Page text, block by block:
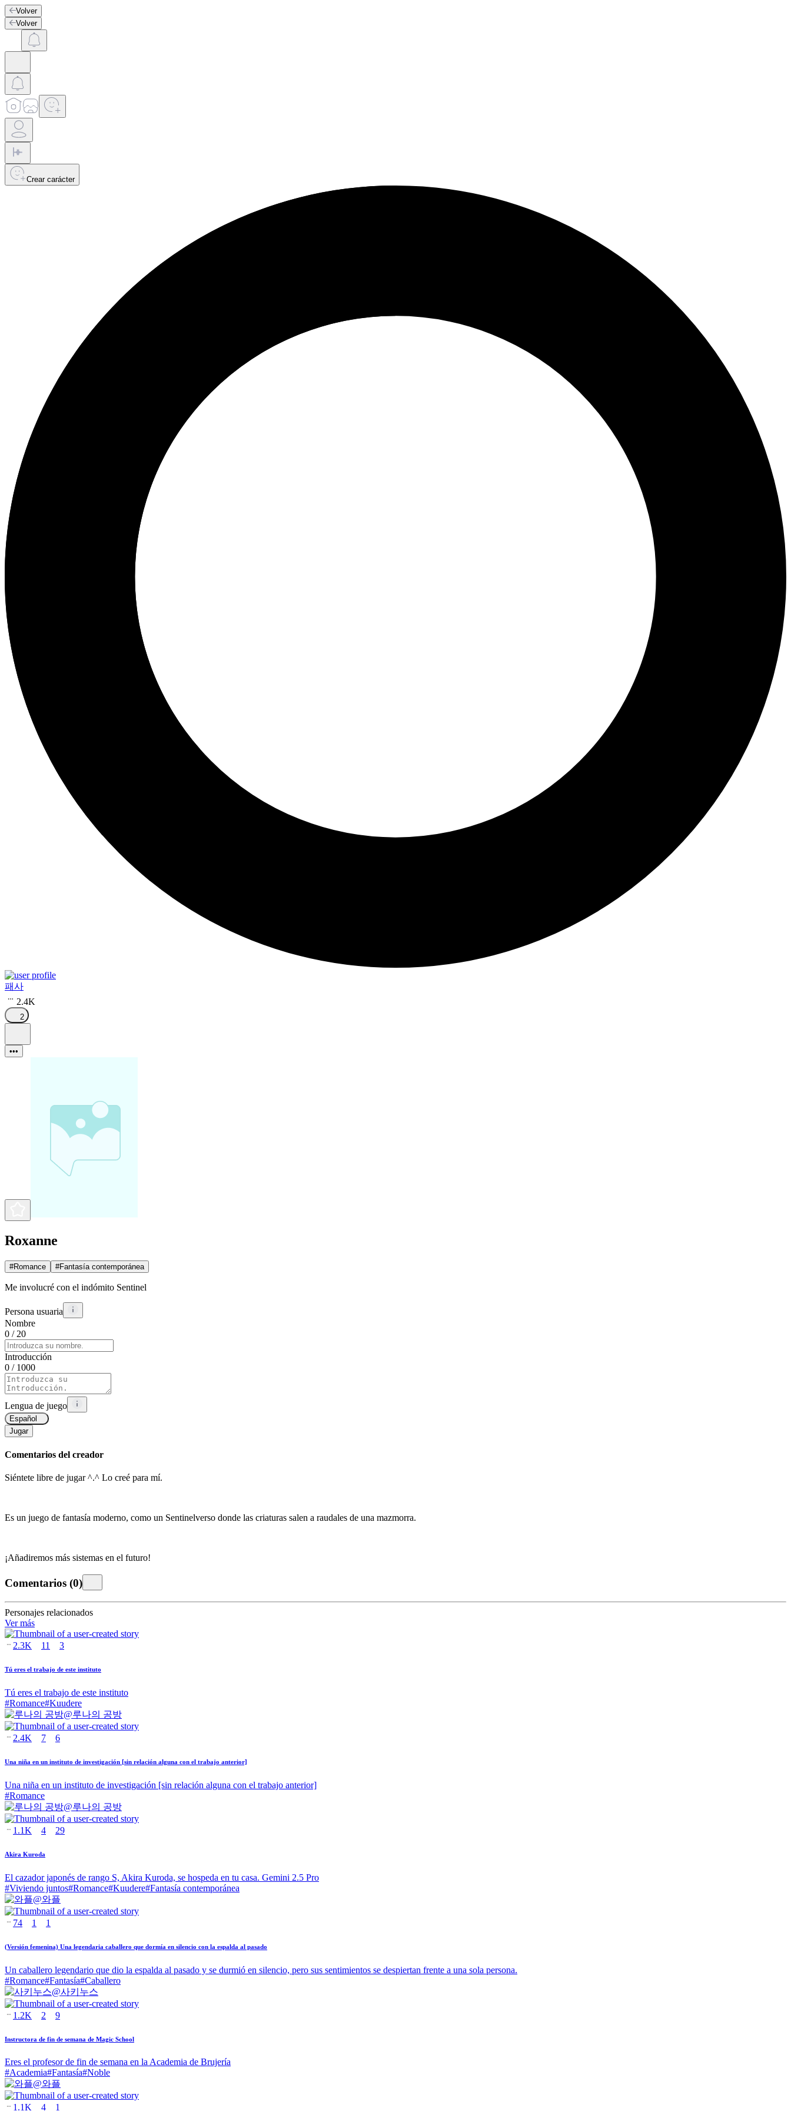
Volver
Volver
Crear carácter
패사
2.4K
2
•••
Roxanne
#Romance #Fantasía contemporánea
Me involucré con el indómito Sentinel
Persona usuaria
Nombre
0 / 20
Introducción
0 / 1000
Lengua de juego
Español
Jugar
Comentarios del creador
Siéntete libre de jugar ^.^ Lo creé para mí.
Es un juego de fantasía moderno, como un Sentinelverso donde las criaturas salen a raudales de una mazmorra.
¡Añadiremos más sistemas en el futuro!
Comentarios (0)
Personajes relacionados
Ver más
2.3K 11 3
Tú eres el trabajo de este instituto
Tú eres el trabajo de este instituto
#Romance#Kuudere
@루나의 공방
2.4K 7 6
Una niña en un instituto de investigación [sin relación alguna con el trabajo anterior]
Una niña en un instituto de investigación [sin relación alguna con el trabajo anterior]
#Romance
@루나의 공방
1.1K 4 29
Akira Kuroda
El cazador japonés de rango S, Akira Kuroda, se hospeda en tu casa. Gemini 2.5 Pro
#Viviendo juntos#Romance#Kuudere#Fantasía contemporánea
@와플
74 1 1
(Versión femenina) Una legendaria caballero que dormía en silencio con la espalda al pasado
Un caballero legendario que dio la espalda al pasado y se durmió en silencio, pero sus sentimientos se despiertan frente a una sola persona.
#Romance#Fantasía#Caballero
@사키누스
1.2K 2 9
Instructora de fin de semana de Magic School
Eres el profesor de fin de semana en la Academia de Brujería
#Academia#Fantasía#Noble
@와플
1.1K 4 1